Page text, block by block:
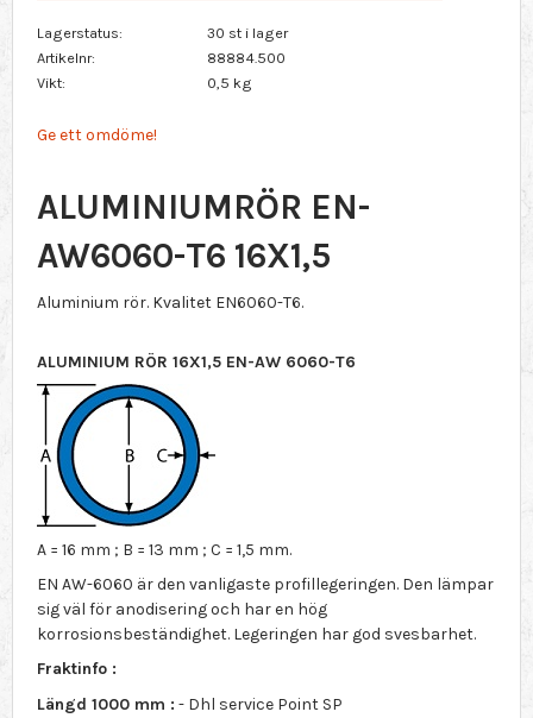
Lagerstatus
30 st i lager
Artikelnr
88884.500
Vikt
0,5 kg
Ge ett omdöme!
ALUMINIUMRÖR EN-
AW6060-T6 16X1,5
Aluminium rör. Kvalitet EN6060-T6.
ALUMINIUM RÖR 16X1,5 EN-AW 6060-T6
A = 16 mm ; B = 13 mm ; C = 1,5 mm.
EN AW-6060 är den vanligaste profillegeringen. Den lämpar
sig väl för anodisering och har en hög
korrosionsbeständighet. Legeringen har god svesbarhet.
Fraktinfo :
Längd 1000 mm : - Dhl service Point SP